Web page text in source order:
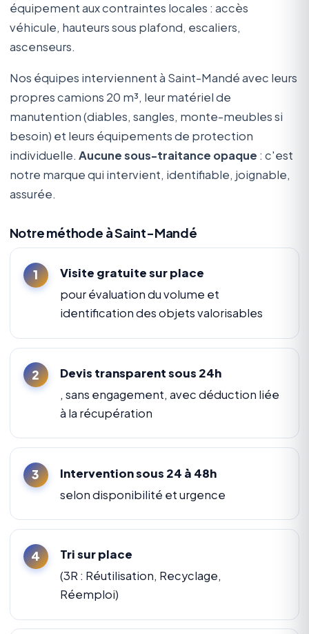
équipement aux contraintes locales : accès
véhicule, hauteurs sous plafond, escaliers,
ascenseurs.
Nos équipes interviennent à Saint-Mandé avec leurs
propres camions 20 m³, leur matériel de
manutention (diables, sangles, monte-meubles si
besoin) et leurs équipements de protection
individuelle. Aucune sous-traitance opaque : c'est
notre marque qui intervient, identifiable, joignable,
assurée.
Notre méthode à Saint-Mandé
Visite gratuite sur place
pour évaluation du volume et
identification des objets valorisables
Devis transparent sous 24h
, sans engagement, avec déduction liée
à la récupération
Intervention sous 24 à 48h
selon disponibilité et urgence
Tri sur place
(3R : Réutilisation, Recyclage,
Réemploi)